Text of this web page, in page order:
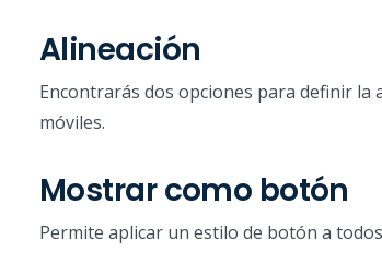
Alineación
Encontrarás dos opciones para definir
móviles.
Mostrar como botón
Permite aplicar un estilo de botón a